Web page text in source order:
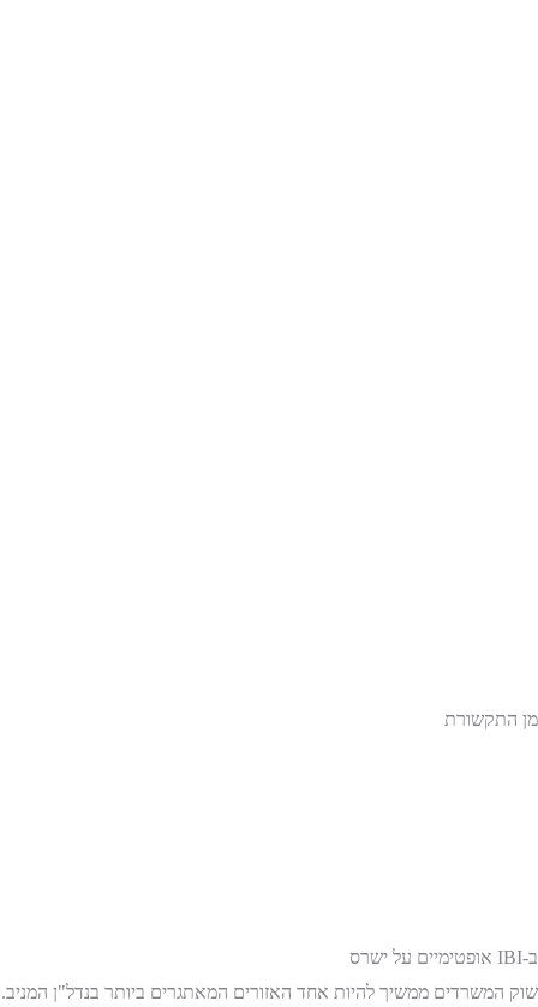
מן התקשורת
ב-IBI אופטימיים על ישרס
שוק המשרדים ממשיך להיות אחד האזורים המאתגרים ביותר בנדל"ן המניב.